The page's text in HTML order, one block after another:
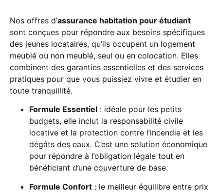
Nos offres d’assurance habitation pour étudiant
sont conçues pour répondre aux besoins spécifiques
des jeunes locataires, qu’ils occupent un logement
meublé ou non meublé, seul ou en colocation. Elles
combinent des garanties essentielles et des services
pratiques pour que vous puissiez vivre et étudier en
toute tranquillité.
Formule Essentiel : idéale pour les petits
budgets, elle inclut la responsabilité civile
locative et la protection contre l’incendie et les
dégâts des eaux. C’est une solution économique
pour répondre à l’obligation légale tout en
bénéficiant d’une couverture de base.
Formule Confort : le meilleur équilibre entre prix